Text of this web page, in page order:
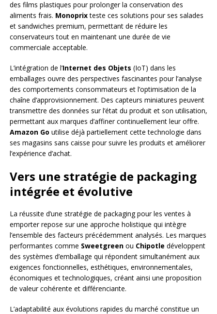
des films plastiques pour prolonger la conservation des
aliments frais. Monoprixteste ces solutions pour ses salades
et sandwiches premium, permettant de réduire les
conservateurs tout en maintenant une durée de vie
commerciale acceptable.
L’intégration de l’Internet des Objets (IoT) dans les
emballages ouvre des perspectives fascinantes pour l’analyse
des comportements consommateurs et l’optimisation de la
chaîne d’approvisionnement. Des capteurs miniatures peuvent
transmettre des données sur l’état du produit et son utilisation,
permettant aux marques d’affiner continuellement leur offre.
Amazon Go utilise déjà partiellement cette technologie dans
ses magasins sans caisse pour suivre les produits et améliorer
l’expérience d’achat.
Vers une stratégie de packaging
intégrée et évolutive
La réussite d’une stratégie de packaging pour les ventes à
emporter repose sur une approche holistique qui intègre
l’ensemble des facteurs précédemment analysés. Les marques
performantes comme Sweetgreen ou Chipotle développent
des systèmes d’emballage qui répondent simultanément aux
exigences fonctionnelles, esthétiques, environnementales,
économiques et technologiques, créant ainsi une proposition
de valeur cohérente et différenciante.
L’adaptabilité aux évolutions rapides du marché constitue un